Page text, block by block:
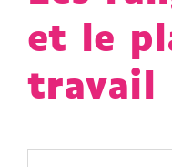
et le
travail